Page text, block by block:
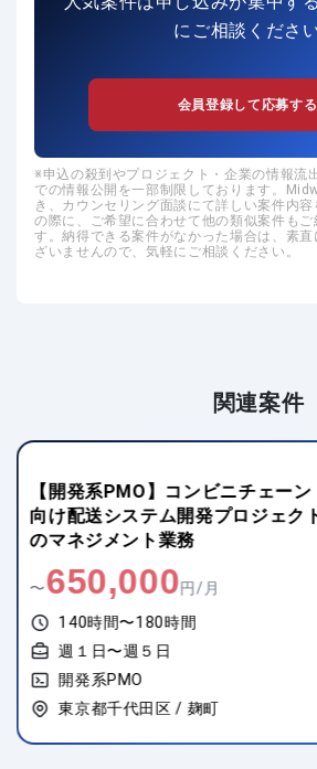
にご相談くださ
会員登録して応募する
申込の殺到やプロジェクト・企業の情報流
での情報公開を一部制限しております。
き、カウンセリング面談にて詳しい案件内
の際に、ご希望に合わせて他の類似案件も
す。納得できる案件がなかった場合は、素
ざいませんので、気軽にご相談ください。
関連案件
【開発系PMO】コンビニチェーン
向け配送システム開発プロジェク
のマネジメント業務
〜650,000円/月
140時間〜180時間
週１日〜週５日
開発系PMO
東京都千代田区 / 麹町